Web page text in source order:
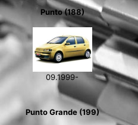
Punto (188)
09.1999-
Punto Grande (199)